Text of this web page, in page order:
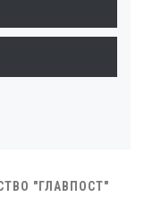
"ГЛАВПОСТ"